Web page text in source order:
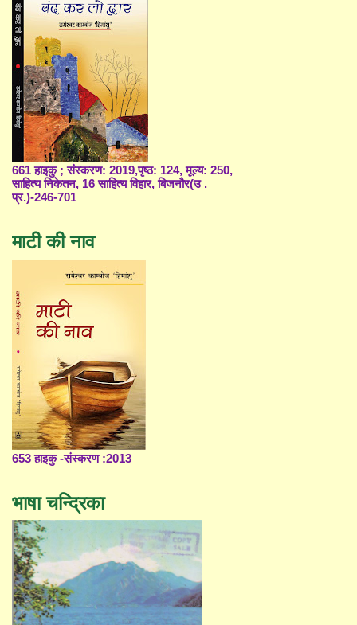
661 हाइकु ; संस्करण: 2019,पृष्ठ: 124, मूल्य: 250,
साहित्य निकेतन, 16 साहित्य विहार, बिजनौर(उ .
प्र.)-246-701
माटी की नाव
653 हाइकु -संस्करण :2013
भाषा चन्द्रिका